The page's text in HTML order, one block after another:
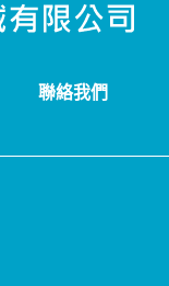
聯絡我們